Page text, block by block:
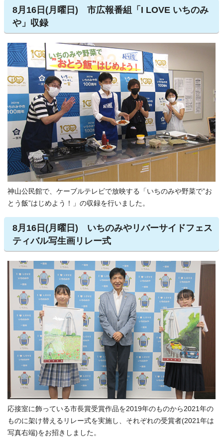
8月16日(月曜日) 市広報番組「I LOVE いちのみ
や」収録
神山公民館で、ケーブルテレビで放映する「いちのみや野菜で”お
とう飯”はじめよう！」の収録を行いました。
8月16日(月曜日) いちのみやリバーサイドフェス
ティバル写生画リレー式
応接室に飾っている市長賞受賞作品を2019年のものから2021年の
ものに架け替えるリレー式を実施し、それぞれの受賞者(2021年は
写真右端)をお招きしました。